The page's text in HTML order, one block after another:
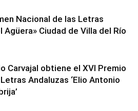
Nacional de las Letras
Agüera» Ciudad de Villa del Río
Carvajal obtiene el XVI Premio
Andaluzas ‘Elio Antonio